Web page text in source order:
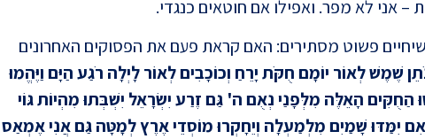
אני לא מפר. ואפילו אם חוטאים כנגדי.
פשוט מסתירים: האם קראת פעם את הפסוקים האחרונים
שֶׁמֶשׁ לְאוֹר יוֹמָם חֻקֹּת יָרֵחַ וְכוֹכָבִים לְאוֹר לָיְלָה רֹגַע הַיָּם וַיֶּהֱמוּ
הַחֻקִּים הָאֵלֶּה מִלְּפָנַי נְאֻם ה' גַּם זֶרַע יִשְׂרָאֵל יִשְׁבְּתוּ מִהְיוֹת גּוֹי
יִמַּדּוּ שָׁמַיִם מִלְמַעְלָה וְיֵחָקְרוּ מוֹסְדֵי אֶרֶץ לְמָטָּה גַּם אֲנִי אֶמְאַס